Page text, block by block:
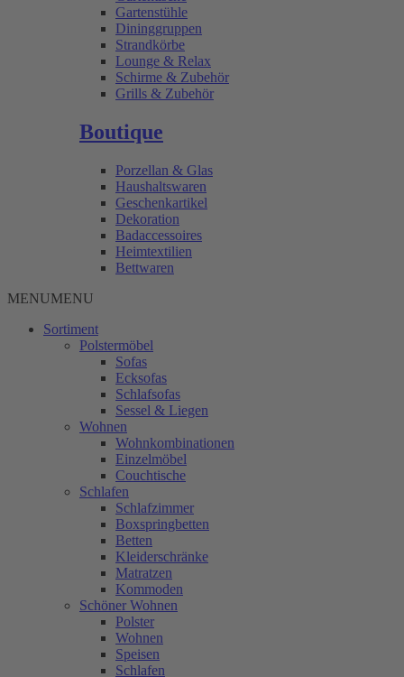
Gartenstühle
Dininggruppen
Strandkörbe
Lounge & Relax
Schirme & Zubehör
Grills & Zubehör
Boutique
Porzellan & Glas
Haushaltswaren
Geschenkartikel
Dekoration
Badaccessoires
Heimtextilien
Bettwaren
MENUMENU
Sortiment
Polstermöbel
Sofas
Ecksofas
Schlafsofas
Sessel & Liegen
Wohnen
Wohnkombinationen
Einzelmöbel
Couchtische
Schlafen
Schlafzimmer
Boxspringbetten
Betten
Kleiderschränke
Matratzen
Kommoden
Schöner Wohnen
Polster
Wohnen
Speisen
Schlafen